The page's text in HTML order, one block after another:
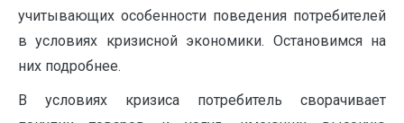
учитывающих особенности поведения потребителей
в условиях кризисной экономики. Остановимся на
них подробнее.
В условиях кризиса потребитель сворачивает